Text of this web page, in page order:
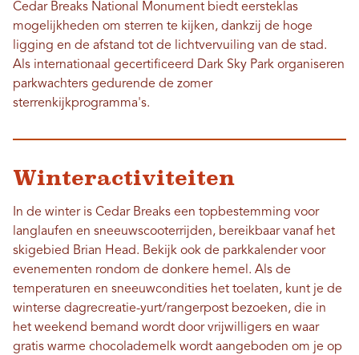
Cedar Breaks National Monument biedt eersteklas
mogelijkheden om sterren te kijken, dankzij de hoge
ligging en de afstand tot de lichtvervuiling van de stad.
Als internationaal gecertificeerd Dark Sky Park organiseren
parkwachters gedurende de zomer
sterrenkijkprogramma's.
Winteractiviteiten
In de winter is Cedar Breaks een topbestemming voor
langlaufen en sneeuwscooterrijden, bereikbaar vanaf het
skigebied Brian Head. Bekijk ook de parkkalender voor
evenementen rondom de donkere hemel. Als de
temperaturen en sneeuwcondities het toelaten, kunt je de
winterse dagrecreatie-yurt/rangerpost bezoeken, die in
het weekend bemand wordt door vrijwilligers en waar
gratis warme chocolademelk wordt aangeboden om je op